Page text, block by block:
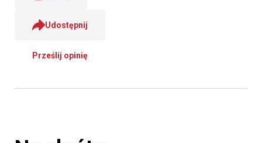
Udostępnij
Prześlij opinię